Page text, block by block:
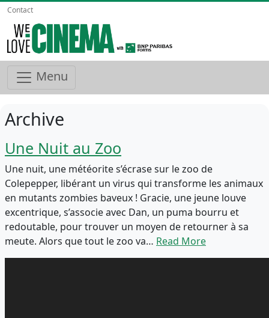
Contact
Menu
Archive
Une Nuit au Zoo
Une nuit, une météorite s’écrase sur le zoo de
Colepepper, libérant un virus qui transforme les animaux
en mutants zombies baveux ! Gracie, une jeune louve
excentrique, s’associe avec Dan, un puma bourru et
redoutable, pour trouver un moyen de retourner à sa
meute. Alors que tout le zoo va… Read More